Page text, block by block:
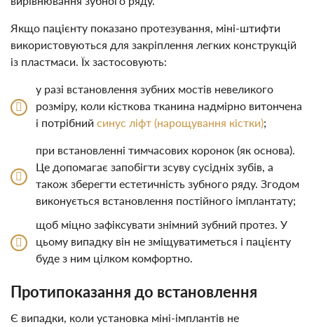
Якщо пацієнту показано протезування, міні-штифти
використовуються для закріплення легких конструкцій
із пластмаси. Їх застосовують:
у разі встановлення зубних мостів невеликого
розміру, коли кісткова тканина надмірно витончена
і потрібний синус ліфт (нарощування кістки);
при встановленні тимчасових коронок (як основа).
Це допомагає запобігти зсуву сусідніх зубів, а
також зберегти естетичність зубного ряду. Згодом
виконується встановлення постійного імплантату;
щоб міцно зафіксувати знімний зубний протез. У
цьому випадку він не зміщуватиметься і пацієнту
буде з ним цілком комфортно.
Протипоказання до встановлення
Є випадки, коли установка міні-імплантів не